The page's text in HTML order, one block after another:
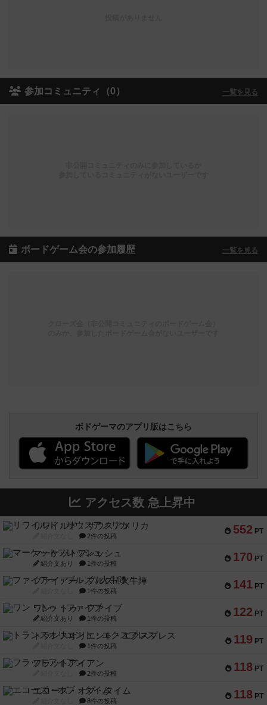
参加コミュニティ（0） 一覧を見る
ボードゲーム会の参加履歴 一覧を見る
ボドゲーマのアプリ版はこちら
アクセス数 急上昇中
552 PT
リワイルド：サウスアメリカ
2件の投稿
170 PT
マーケットフレッシュ
紹介文あり 1件の投稿
141 PT
ファイアー・ブルズ / 火牛陣
1件の投稿
122 PT
ワン・トゥ・ファイブ
紹介文あり 1件の投稿
119 PT
トランスオリエント・エクスプレス
1件の投稿
118 PT
フラットアイアン
2件の投稿
118 PT
エコーズ・オブ・タイム
8件の投稿